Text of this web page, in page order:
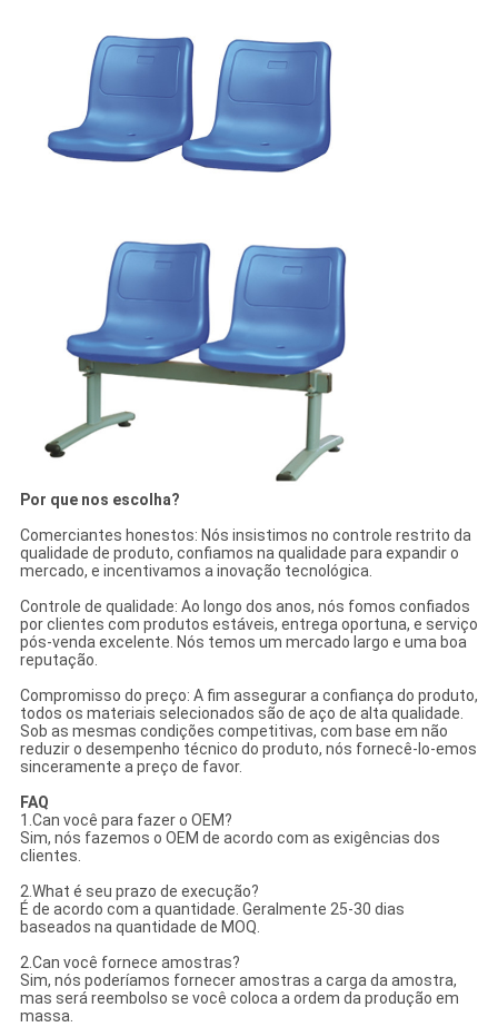
Por que nos escolha?
Comerciantes honestos: Nós insistimos no controle restrito da
qualidade de produto, confiamos na qualidade para expandir o
mercado, e incentivamos a inovação tecnológica.
Controle de qualidade: Ao longo dos anos, nós fomos confiados
por clientes com produtos estáveis, entrega oportuna, e serviço
pós-venda excelente. Nós temos um mercado largo e uma boa
reputação.
Compromisso do preço: A fim assegurar a confiança do produto,
todos os materiais selecionados são de aço de alta qualidade.
Sob as mesmas condições competitivas, com base em não
reduzir o desempenho técnico do produto, nós fornecê-lo-emos
sinceramente a preço de favor.
FAQ
1.Can você para fazer o OEM?
Sim, nós fazemos o OEM de acordo com as exigências dos
clientes.
2.What é seu prazo de execução?
É de acordo com a quantidade. Geralmente 25-30 dias
baseados na quantidade de MOQ.
2.Can você fornece amostras?
Sim, nós poderíamos fornecer amostras a carga da amostra,
mas será reembolso se você coloca a ordem da produção em
massa.